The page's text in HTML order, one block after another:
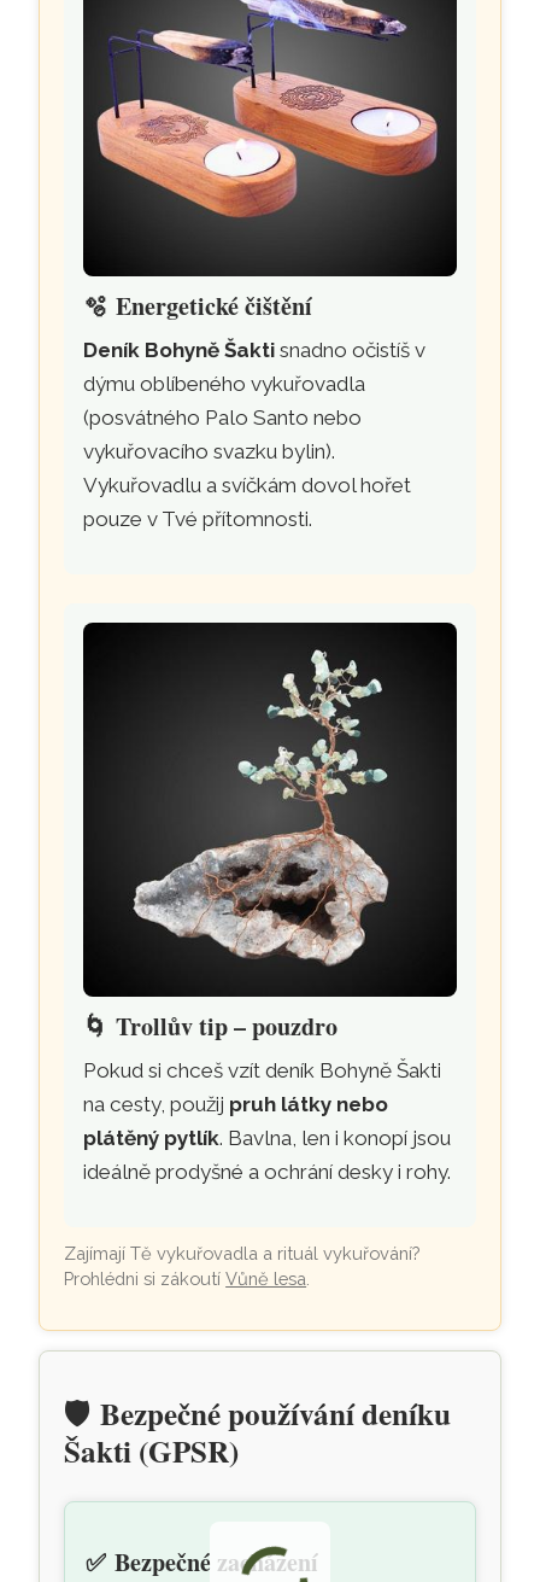
🫧Energetické čištění
Deník Bohyně Šakti snadno očistíš v
dýmu oblíbeného vykuřovadla
(posvátného Palo Santo nebo
vykuřovacího svazku bylin).
Vykuřovadlu a svíčkám dovol hořet
pouze v Tvé přítomnosti.
🌀Trollův tip – pouzdro
Pokud si chceš vzít deník Bohyně Šakti
na cesty, použij pruh látky nebo
plátěný pytlík. Bavlna, len i konopí jsou
ideálně prodyšné a ochrání desky i rohy.
Zajímají Tě vykuřovadla a rituál vykuřování?
Prohlédni si zákoutíVůně lesa
🛡️Bezpečné používání deníku
Šakti (GPSR)
✅Bezpečné zacházení